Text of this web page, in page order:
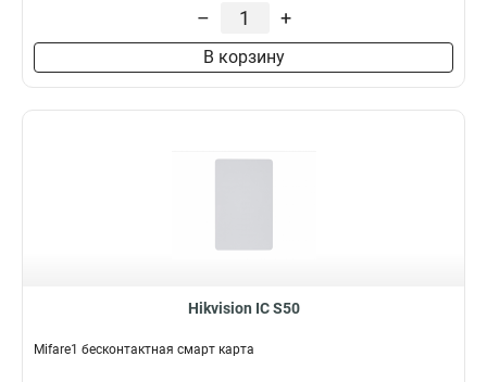
– +
В корзину
Hikvision IC S50
Mifare1 бесконтактная смарт карта